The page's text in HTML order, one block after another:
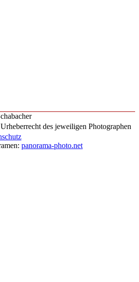
des jeweiligen Photographen
panorama-photo.net